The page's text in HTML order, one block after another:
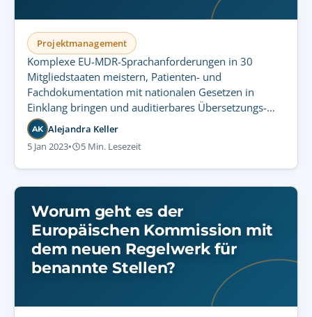
Projektmanagement
Komplexe EU-MDR-Sprachanforderungen in 30
Mitgliedstaaten meistern, Patienten- und
Fachdokumentation mit nationalen Gesetzen in
Einklang bringen und auditierbares Übersetzungs-
Qualitätsmanagement implementieren.
AK Alejandra Keller
5 Jan 2023• 5 Min. Lesezeit
Worum geht es der
Europäischen Kommission mit
dem neuen Regelwerk für
benannte Stellen?